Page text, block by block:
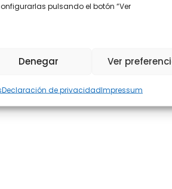
pulsando el botón “Ver
Denegar Ver
Declaración de privacidadImpressum